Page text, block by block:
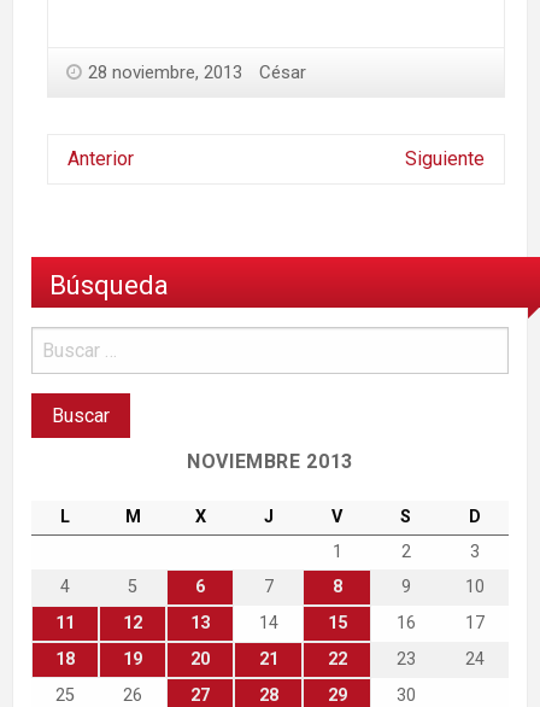
28 noviembre, 2013 César
Anterior Siguiente
Búsqueda
NOVIEMBRE 2013
L M X J V S
D
1
2
3
4
5 6 7 8 9
10
11
12 13 14 15 16
17
18
19 20 21 22 23
24
25
26 27 28 29 30